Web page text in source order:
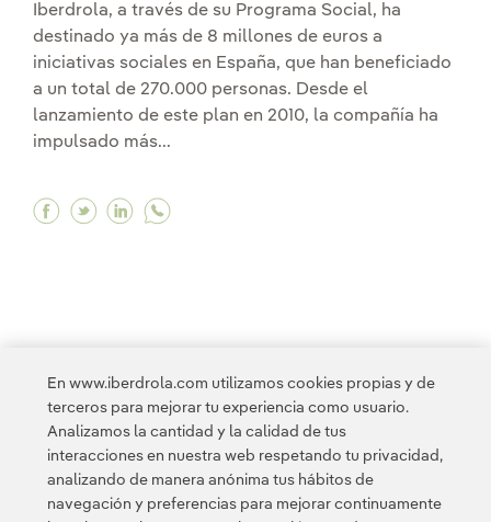
Iberdrola, a través de su Programa Social, ha
destinado ya más de 8 millones de euros a
iniciativas sociales en España, que han beneficiado
a un total de 270.000 personas. Desde el
lanzamiento de este plan en 2010, la compañía ha
impulsado más...
Facebook Iberdrola ha destinado ya más de 8
Twitter Iberdrola ha destinado ya más de
Linkedin Iberdrola ha destinado ya
< 1 ... 10 11 12 13 14
En www.iberdrola.com utilizamos cookies propias y de
terceros para mejorar tu experiencia como usuario.
Analizamos la cantidad y la calidad de tus
interacciones en nuestra web respetando tu privacidad,
analizando de manera anónima tus hábitos de
navegación y preferencias para mejorar continuamente